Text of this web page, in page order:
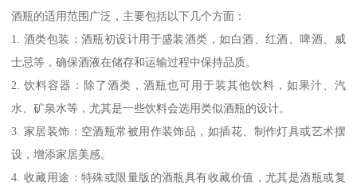
酒瓶的适用范围广泛，主要包括以下几个方面：
1. 酒类包装：酒瓶初设计用于盛装酒类，如白酒、红酒、啤酒、威
士忌等，确保酒液在储存和运输过程中保持品质。
2. 饮料容器：除了酒类，酒瓶也可用于装其他饮料，如果汁、汽
水、矿泉水等，尤其是一些饮料会选用类似酒瓶的设计。
3. 家居装饰：空酒瓶常被用作装饰品，如插花、制作灯具或艺术摆
设，增添家居美感。
4. 收藏用途：特殊或限量版的酒瓶具有收藏价值，尤其是酒瓶或复